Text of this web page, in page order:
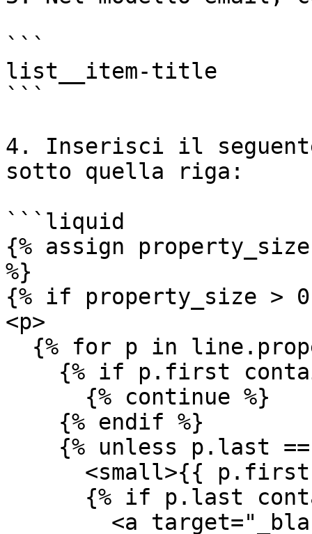
```
list__item-title
```
4. Inserisci il
sotto quella riga:
```liquid
{% assign
%}
{% if property_size > 0
<p>